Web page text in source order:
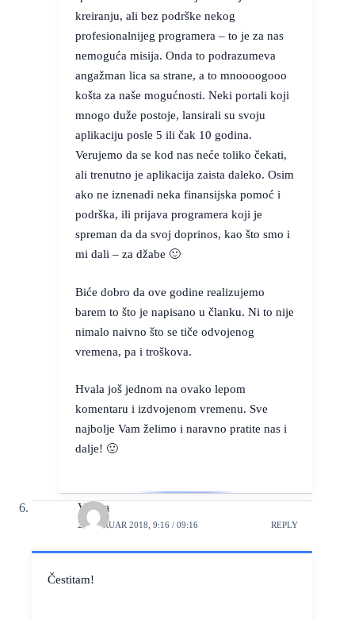
kreiranju, ali bez podrške nekog
profesionalnijeg programera – to je za nas
nemoguća misija. Onda to podrazumeva
angažman lica sa strane, a to mnoooogooo
košta za naše mogućnosti. Neki portali koji
mnogo duže postoje, lansirali su svoju
aplikaciju posle 5 ili čak 10 godina.
Verujemo da se kod nas neće toliko čekati,
ali trenutno je aplikacija zaista daleko. Osim
ako ne iznenadi neka finansijska pomoć i
podrška, ili prijava programera koji je
spreman da da svoj doprinos, kao što smo i
mi dali – za džabe 🙂
Biće dobro da ove godine realizujemo
barem to što je napisano u članku. Ni to nije
nimalo naivno što se tiče odvojenog
vremena, pa i troškova.
Hvala još jednom na ovako lepom
komentaru i izdvojenom vremenu. Sve
najbolje Vam želimo i naravno pratite nas i
dalje! 🙂
Verica
2. FEBRUAR 2018, 9:16 / 09:16 REPLY
Čestitam!